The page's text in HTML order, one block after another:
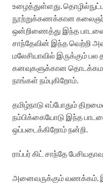
உழைத்துள்ளது.
நூற்றுக்கணக்கான
ஒன்றிணைத்து இந்த பாடலை
சாந்தேவின் இந்த வெற்றி
மலேசியாவில் இருக்கும்
கனவுகளுக்கான
நாங்கள் நம்புகிறோம்.
தமிழ்நாடு எப்போதும்
நம்பிக்கையோடு இந்த
ஒப்படைக்கிறோம் நன்றி.
ராப்பர் கிட் சாந்தே
அனைவருக்கும் வணக்கம்.